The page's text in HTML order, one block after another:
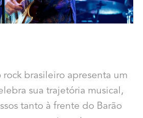
rock brasileiro apresenta um
sua trajetória musical,
tanto à frente do Barão